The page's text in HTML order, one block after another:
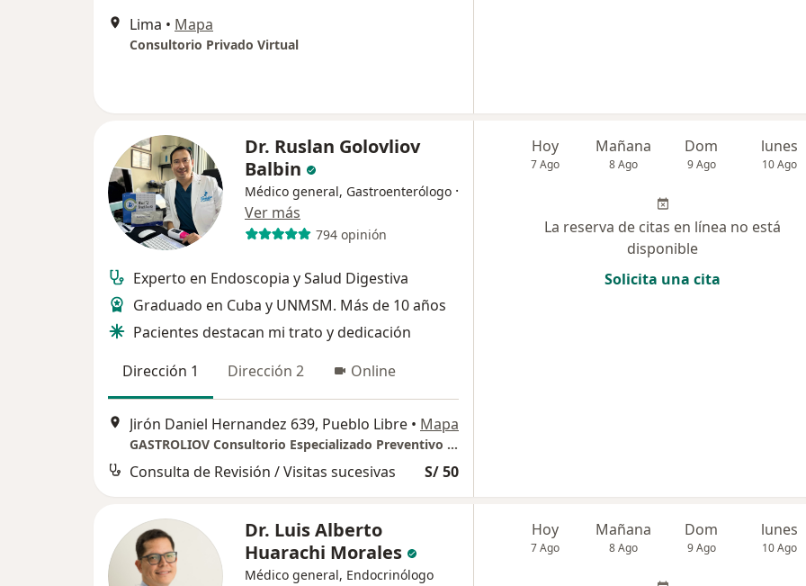
Lima • Mapa
Consultorio Privado Virtual
Dr. Ruslan Golovliov
Balbin
Médico general, Gastroenterólogo ·
Ver más
794 opinión
Experto en Endoscopia y Salud Digestiva
Graduado en Cuba y UNMSM. Más de 10 años
Pacientes destacan mi trato y dedicación
Dirección 1
Dirección 2 Online
Jirón Daniel Hernandez 639, Pueblo Libre • Mapa
GASTROLIOV Consultorio Especializado Preventivo Gastroenterologico
Consulta de Revisión / Visitas sucesivas S/ 50
Hoy
7 Ago
Mañana
8 Ago
Dom
9 Ago
lunes
10 Ago
La reserva de citas en línea no está
disponible
Solicita una cita
Dr. Luis Alberto
Huarachi Morales
Médico general, Endocrinólogo
Hoy
7 Ago
Mañana
8 Ago
Dom
9 Ago
lunes
10 Ago